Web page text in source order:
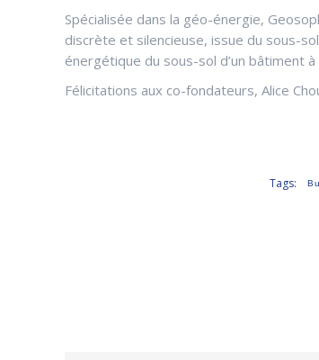
Spécialisée dans la géo-énergie,
discrète et silencieuse, issue du sous-
énergétique du sous-sol d’un bâtiment
Félicitations aux co-fondateurs, Alice
Tags: